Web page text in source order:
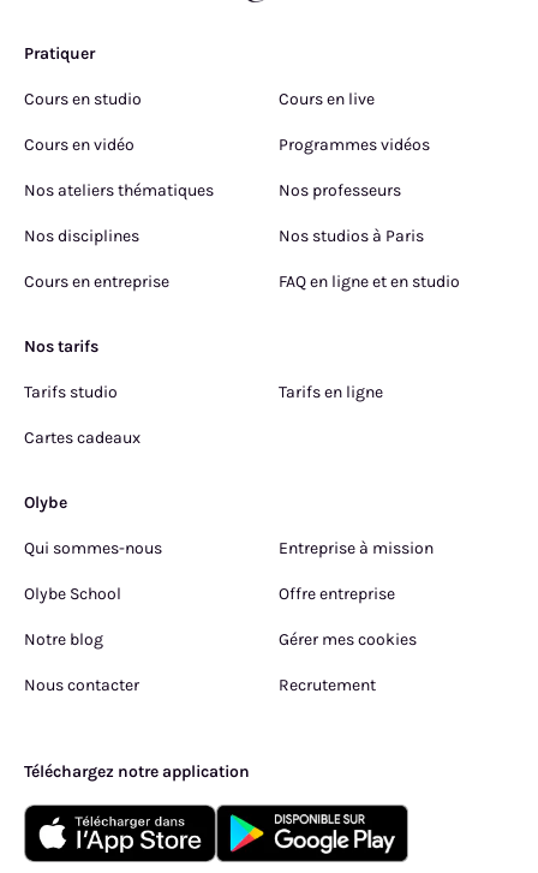
Pratiquer
Cours en studio Cours en live
Cours en vidéo Programmes vidéos
Nos ateliers thématiques Nos professeurs
Nos disciplines Nos studios à Paris
Cours en entreprise FAQ en ligne et en studio
Nos tarifs
Tarifs studio Tarifs en ligne
Cartes cadeaux
Olybe
Qui sommes-nous Entreprise à mission
Olybe School Offre entreprise
Notre blog Gérer mes cookies
Nous contacter Recrutement
Téléchargez notre application